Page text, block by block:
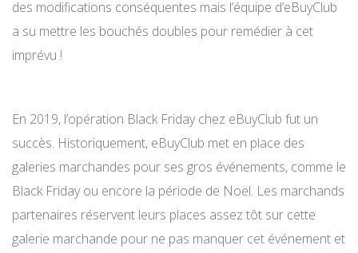
des modifications conséquentes mais l’équipe d’eBuyClub
a su mettre les bouchés doubles pour remédier à cet
imprévu !
En 2019, l’opération Black Friday chez eBuyClub fut un
succès. Historiquement, eBuyClub met en place des
galeries marchandes pour ses gros événements, comme le
Black Friday ou encore la période de Noël. Les marchands
partenaires réservent leurs places assez tôt sur cette
galerie marchande pour ne pas manquer cet événement et